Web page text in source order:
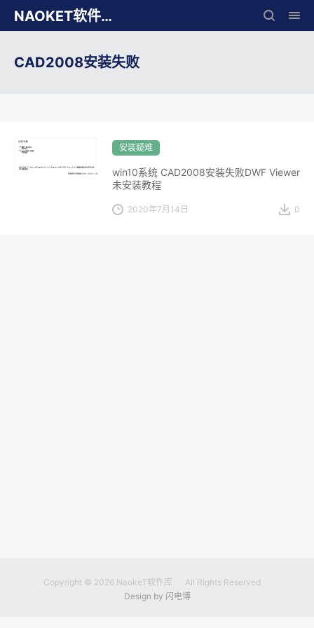
NAOKET软件库
CAD2008安装失败
安装疑难
win10系统 CAD2008安装失败DWF Viewer
未安装教程
2020年7月14日 0
Copyright © 2026 NaokeT软件库
All Rights Reserved
Design by 闪电博